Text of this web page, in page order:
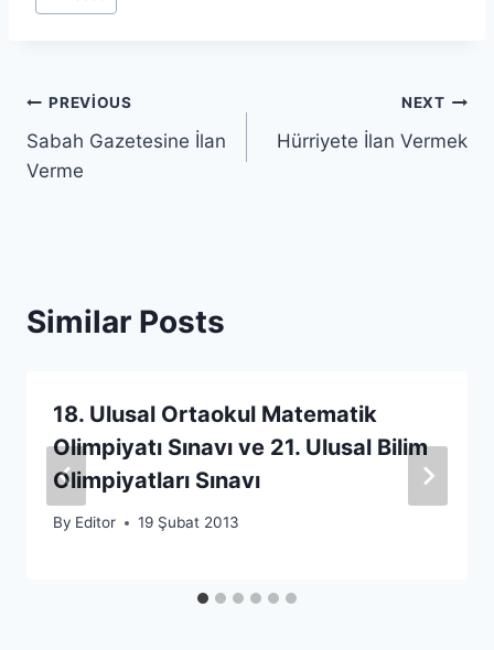
Yazı
gezinmesi
PREVIOUS
Sabah Gazetesine İlan
Verme
NEXT
Hürriyete İlan Vermek
Similar Posts
18. Ulusal Ortaokul Matematik
Olimpiyatı Sınavı ve 21. Ulusal Bilim
Olimpiyatları Sınavı
By Editor 19 Şubat 2013